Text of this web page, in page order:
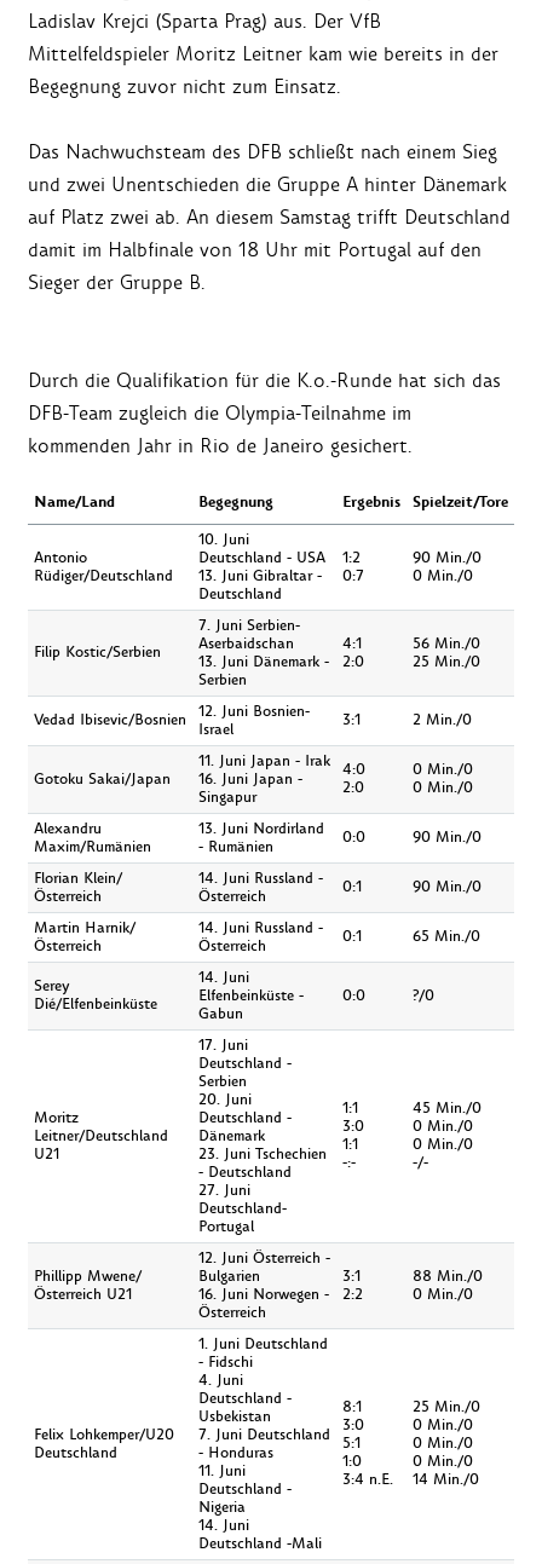
Ladislav Krejci (Sparta Prag) aus. Der VfB
Mittelfeldspieler Moritz Leitner kam wie bereits in der
Begegnung zuvor nicht zum Einsatz.
Das Nachwuchsteam des DFB schließt nach einem Sieg
und zwei Unentschieden die Gruppe A hinter Dänemark
auf Platz zwei ab. An diesem Samstag trifft Deutschland
damit im Halbfinale von 18 Uhr mit Portugal auf den
Sieger der Gruppe B.
Durch die Qualifikation für die K.o.-Runde hat sich das
DFB-Team zugleich die Olympia-Teilnahme im
kommenden Jahr in Rio de Janeiro gesichert.
Name/Land Begegnung Ergebnis Spielzeit/Tore
Antonio
Rüdiger/Deutschland
10. Juni
Deutschland - USA
13. Juni Gibraltar -
Deutschland
1:2
0:7
90 Min./0
0 Min./0
Filip Kostic/Serbien
7. Juni Serbien-
Aserbaidschan
13. Juni Dänemark -
Serbien
4:1
2:0
56 Min./0
25 Min./0
Vedad Ibisevic/Bosnien
12. Juni Bosnien-
Israel
3:1 2 Min./0
Gotoku Sakai/Japan
11. Juni Japan - Irak
16. Juni Japan -
Singapur
4:0
2:0
0 Min./0
0 Min./0
Alexandru
Maxim/Rumänien
13. Juni Nordirland
- Rumänien
0:0 90 Min./0
Florian Klein/
Österreich
14. Juni Russland -
Österreich
0:1 90 Min./0
Martin Harnik/
Österreich
14. Juni Russland -
Österreich
0:1 65 Min./0
Serey
Dié/Elfenbeinküste
14. Juni
Elfenbeinküste -
Gabun
0:0 ?/0
Moritz
Leitner/Deutschland
U21
17. Juni
Deutschland -
Serbien
20. Juni
Deutschland -
Dänemark
23. Juni Tschechien
- Deutschland
27. Juni
Deutschland-
Portugal
1:1
3:0
1:1
-:-
45 Min./0
0 Min./0
0 Min./0
-/-
Phillipp Mwene/
Österreich U21
12. Juni Österreich -
Bulgarien
16. Juni Norwegen -
Österreich
3:1
2:2
88 Min./0
0 Min./0
Felix Lohkemper/U20
Deutschland
1. Juni Deutschland
- Fidschi
4. Juni
Deutschland -
Usbekistan
7. Juni Deutschland
- Honduras
11. Juni
Deutschland -
Nigeria
14. Juni
Deutschland -Mali
8:1
3:0
5:1
1:0
3:4 n.E.
25 Min./0
0 Min./0
0 Min./0
0 Min./0
14 Min./0